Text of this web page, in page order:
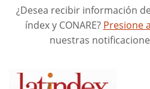
¿Desea recibir información
índex y CONARE? Presione
nuestras